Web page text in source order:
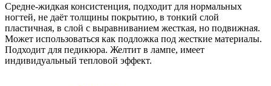
Средне-жидкая консистенция, подходит для нормальных
ногтей, не даёт толщины покрытию, в тонкий слой
пластичная, в слой с выравниванием жесткая, но подвижная.
Может использоваться как подложка под жесткие материалы.
Подходит для педикюра. Желтит в лампе, имеет
индивидуальный тепловой эффект.